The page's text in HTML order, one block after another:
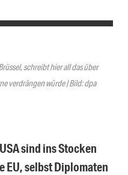
schreibt hier all das über
verdrängen würde | Bild: dpa
sind ins Stocken
EU, selbst Diplomaten